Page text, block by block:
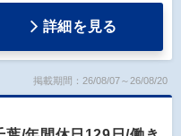
詳細を見る
掲載期間：26/08/07～26/08/20